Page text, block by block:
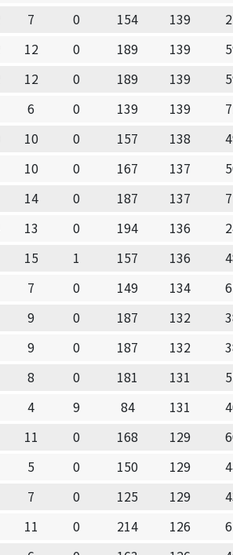
7 0 154 139
12 0 189 139
12 0 189 139
6 0 139 139
10 0 157 138
10 0 167 137
14 0 187 137
13 0 194 136
15 1 157 136
7 0 149 134
9 0 187 132
9 0 187 132
8 0 181 131
4 9 84 131
11 0 168 129
5 0 150 129
7 0 125 129
11 0 214 126